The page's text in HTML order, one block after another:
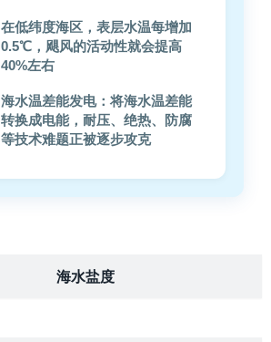
海水盐度
在低纬度海区，表层水温每增加
0.5℃，飓风的活动性就会提高
40%左右
海水温差能发电：将海水温差能
转换成电能，耐压、绝热、防腐
等技术难题正被逐步攻克